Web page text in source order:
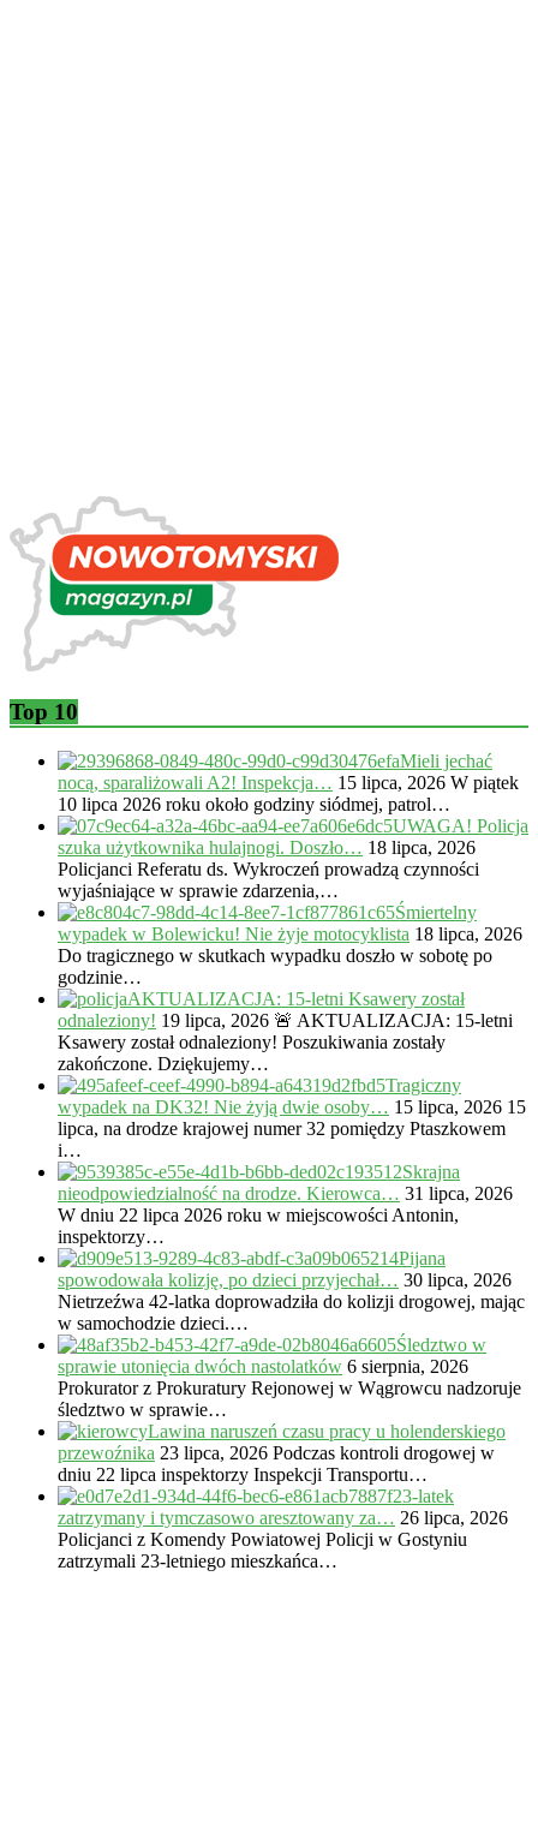
Top 10
Mieli jechać
nocą, sparaliżowali A2! Inspekcja… 15 lipca, 2026 W piątek
10 lipca 2026 roku około godziny siódmej, patrol…
UWAGA! Policja
szuka użytkownika hulajnogi. Doszło… 18 lipca, 2026
Policjanci Referatu ds. Wykroczeń prowadzą czynności
wyjaśniające w sprawie zdarzenia,…
Śmiertelny
wypadek w Bolewicku! Nie żyje motocyklista 18 lipca, 2026
Do tragicznego w skutkach wypadku doszło w sobotę po
godzinie…
AKTUALIZACJA: 15-letni Ksawery został
odnaleziony! 19 lipca, 2026 🚨 AKTUALIZACJA: 15-letni
Ksawery został odnaleziony! Poszukiwania zostały
zakończone. Dziękujemy…
Tragiczny
wypadek na DK32! Nie żyją dwie osoby… 15 lipca, 2026 15
lipca, na drodze krajowej numer 32 pomiędzy Ptaszkowem
i…
Skrajna
nieodpowiedzialność na drodze. Kierowca… 31 lipca, 2026
W dniu 22 lipca 2026 roku w miejscowości Antonin,
inspektorzy…
Pijana
spowodowała kolizję, po dzieci przyjechał… 30 lipca, 2026
Nietrzeźwa 42-latka doprowadziła do kolizji drogowej, mając
w samochodzie dzieci.…
Śledztwo w
sprawie utonięcia dwóch nastolatków 6 sierpnia, 2026
Prokurator z Prokuratury Rejonowej w Wągrowcu nadzoruje
śledztwo w sprawie…
Lawina naruszeń czasu pracy u holenderskiego
przewoźnika 23 lipca, 2026 Podczas kontroli drogowej w
dniu 22 lipca inspektorzy Inspekcji Transportu…
23-latek
zatrzymany i tymczasowo aresztowany za… 26 lipca, 2026
Policjanci z Komendy Powiatowej Policji w Gostyniu
zatrzymali 23-letniego mieszkańca…